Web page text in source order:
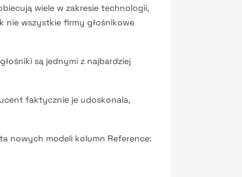
wiele w zakresie technologii,
wszystkie firmy głośnikowe
są jednymi z najbardziej
faktycznie je udoskonala,
nowych modeli kolumn Reference: